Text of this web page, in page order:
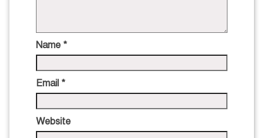
Name *
Email *
Website